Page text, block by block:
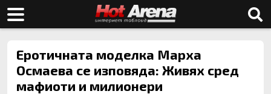
Еротичната моделка Марха
Осмаева се изповяда: Живях сред
мафиоти и милионери